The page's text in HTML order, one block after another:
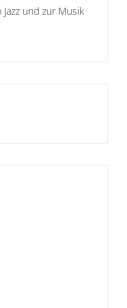
und zur Musik